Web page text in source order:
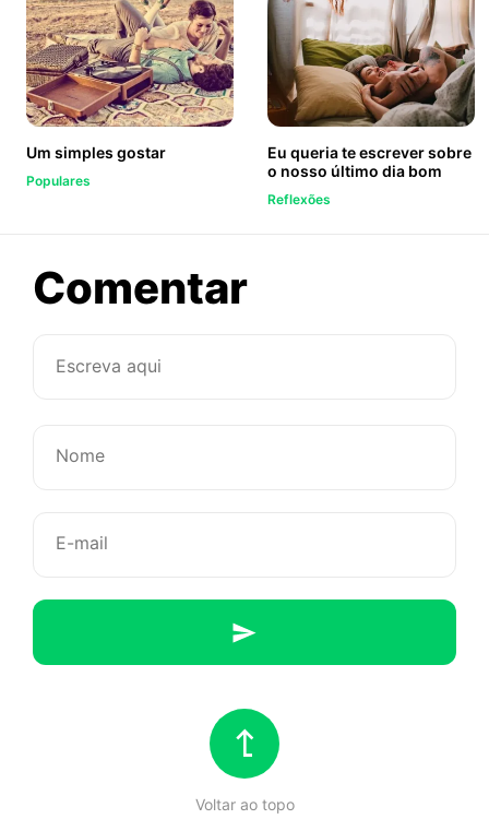
Um simples gostar
Populares
Eu queria te escrever sobre
o nosso último dia bom
Reflexões
Comentarsobre
desmorri
Voltar ao topo